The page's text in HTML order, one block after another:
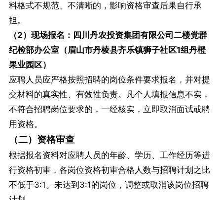
料格式不规范、不清晰的，影响资格审查后果自行承
担。
（2）现场报名：四川丹农投资集团有限公司二楼党群
纪检部办公室（眉山市丹棱县齐乐镇狮子社区1组丹橙
果业园区）
应聘人员应严格按照招聘的岗位条件要求报名，并对提
交材料的真实性、有效性负责。凡个人填报信息不实，
不符合招聘岗位要求的，一经核实，立即取消面试或聘
用资格。
（二）资格审查
根据报名资料对应聘人员的年龄、学历、工作经历等进
行资格初审，各岗位资格初审合格人数与招聘计划之比
不低于3:1。未达到3:1的岗位，调整或取消该岗位招聘